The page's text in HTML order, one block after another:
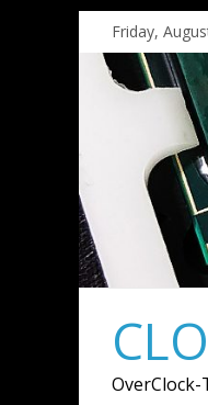
to
content
Friday,